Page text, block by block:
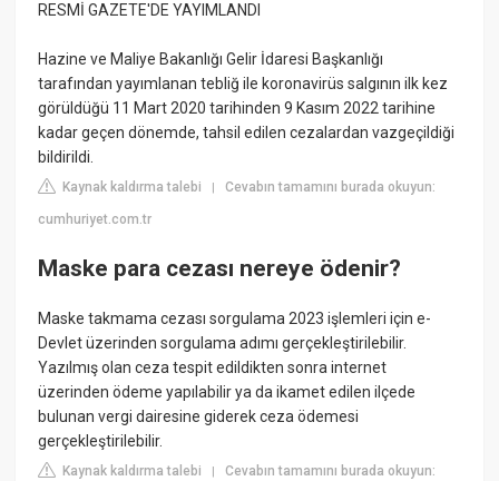
RESMİ GAZETE'DE YAYIMLANDI
Hazine ve Maliye Bakanlığı Gelir İdaresi Başkanlığı
tarafından yayımlanan tebliğ ile koronavirüs salgının ilk kez
görüldüğü 11 Mart 2020 tarihinden 9 Kasım 2022 tarihine
kadar geçen dönemde, tahsil edilen cezalardan vazgeçildiği
bildirildi.
Kaynak kaldırma talebi |Cevabın tamamını burada okuyun:
cumhuriyet.com.tr
Maske para cezası nereye ödenir?
Maske takmama cezası sorgulama 2023 işlemleri için e-
Devlet üzerinden sorgulama adımı gerçekleştirilebilir.
Yazılmış olan ceza tespit edildikten sonra internet
üzerinden ödeme yapılabilir ya da ikamet edilen ilçede
bulunan vergi dairesine giderek ceza ödemesi
gerçekleştirilebilir.
Kaynak kaldırma talebi |Cevabın tamamını burada okuyun: